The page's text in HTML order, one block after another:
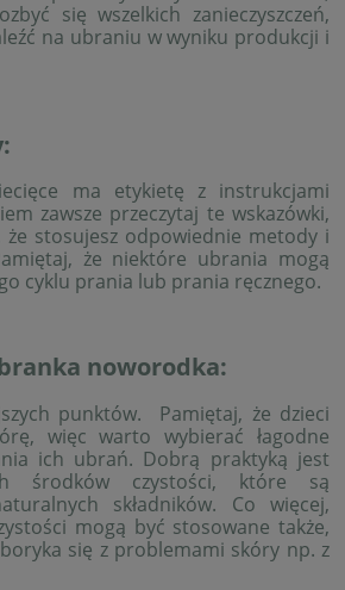
się wszelkich zanieczyszczeń,
na ubraniu w wyniku produkcji i
ma etykietę z instrukcjami
zawsze przeczytaj te wskazówki,
że stosujesz odpowiednie metody i
że niektóre ubrania mogą
cyklu prania lub prania ręcznego.
noworodka:
punktów. Pamiętaj, że dzieci
więc warto wybierać łagodne
ich ubrań. Dobrą praktyką jest
środków czystości, które są
składników. Co więcej,
mogą być stosowane także,
się z problemami skóry np. z